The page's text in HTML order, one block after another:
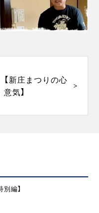
【新庄まつりの心
意気】
別編】